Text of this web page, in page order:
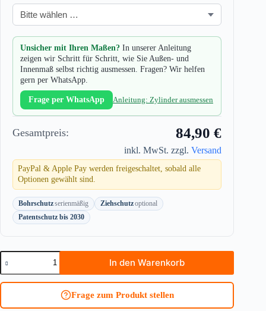
Unsicher mit Ihren Maßen? In unserer Anleitung
zeigen wir Schritt für Schritt, wie Sie Außen- und
Innenmaß selbst richtig ausmessen. Fragen? Wir helfen
gern per WhatsApp.
Frage per WhatsApp Anleitung: Zylinder ausmessen
Gesamtpreis: 84,90 €
inkl. MwSt. zzgl.Versand
PayPal & Apple Pay werden freigeschaltet, sobald alle
Optionen gewählt sind.
Bohrschutzserienmäßig Ziehschutzoptional
Patentschutz bis 2030
Halbzylinder
ABUS
Bravus.3000
Pro
Menge
In den Warenkorb
Frage zum Produkt stellen